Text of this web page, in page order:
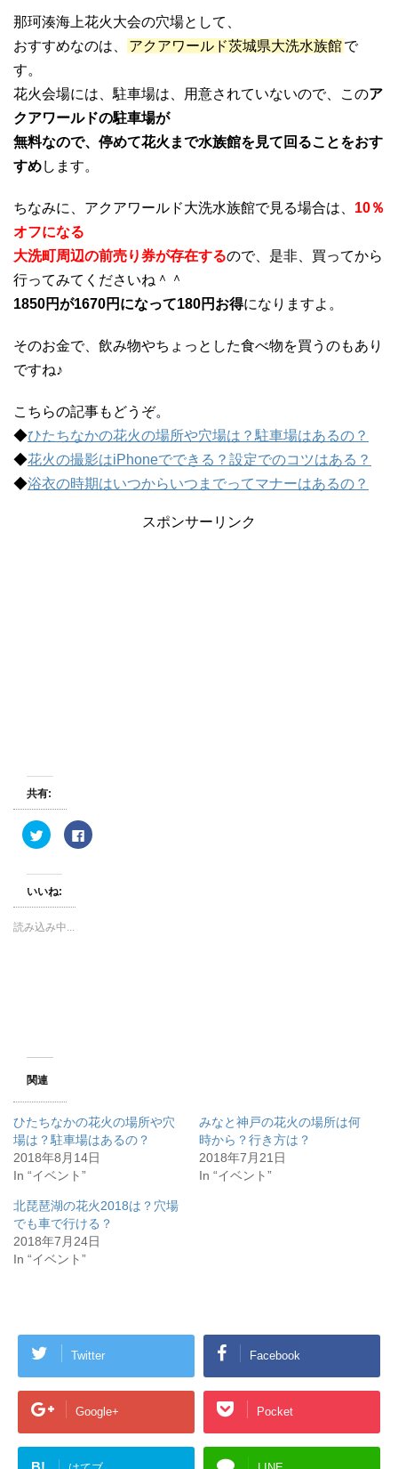
那珂湊海上花火大会の穴場として、
おすすめなのは、
アクアワールド茨城県大洗水族館で
す。
花火会場には、駐車場は、用意されていないので、このア
クアワールドの駐車場が
無料なので、停めて花火まで水族館を見て回ることをおす
すめします。
ちなみに、アクアワールド大洗水族館で見る場合は、 10％
オフになる
大洗町周辺の前売り券が存在するので、是非、買ってから
行ってみてくださいね＾＾
1850円が1670円になって180円お得になりますよ。
そのお金で、飲み物やちょっとした食べ物を買うのもあり
ですね♪
こちらの記事もどうぞ。
◆ひたちなかの花火の場所や穴場は？駐車場はあるの？
◆花火の撮影はiPhoneでできる？設定でのコツはある？
◆浴衣の時期はいつからいつまでってマナーはあるの？
スポンサーリンク
共有:
ク
リ
し
て
T
w
t
ィ
ド
ウ
き
ま
す
)
F
a
し
い
ウ
ィ
ン
開
き
ま
す
)
いいね:
読み込み中...
関連
ひたちなかの花火の場所や穴
場は？駐車場はあるの？
2018年8月14日
In “イベント”
みなと神戸の花火の場所は何
時から？行き方は？
2018年7月21日
In “イベント”
北琵琶湖の花火2018は？穴場
でも車で行ける？
2018年7月24日
In “イベント”
Twitter Facebook
Google+ Pocket